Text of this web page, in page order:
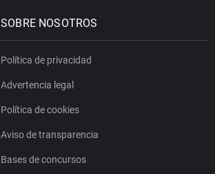
SOBRE NOSOTROS
Política de privacidad
Advertencia legal
Política de cookies
Aviso de transparencia
Bases de concursos